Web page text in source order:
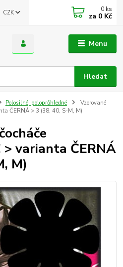
Menu
CZK
Hledat
0 ks
za 0 Kč
Polosilné, poloprůhledné
Vzorované
ČERNÁ > 3 (38, 40, S-M, M)
> varianta ČERNÁ
M)